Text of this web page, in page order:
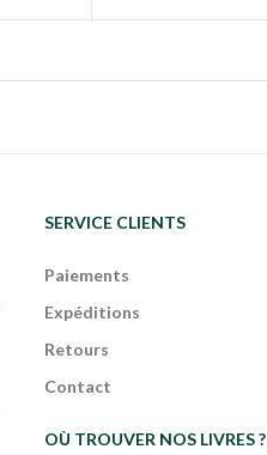
SERVICE CLIENTS
Paiements
Expéditions
Retours
Contact
OÙ TROUVER NOS LIVRES ?